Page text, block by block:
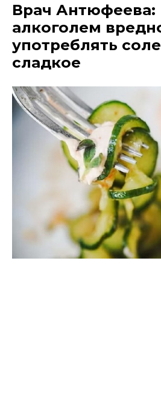
Врач Антюфеева:
алкоголем
употреблять
сладкое